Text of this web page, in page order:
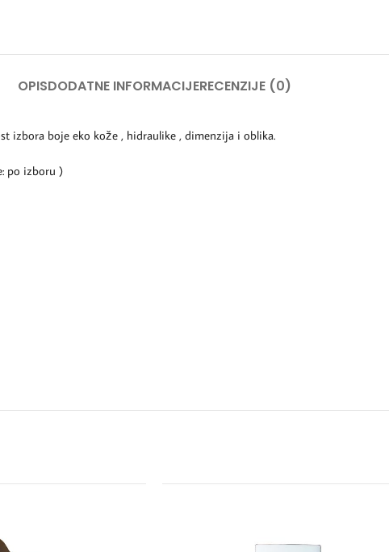
OPISDODATNE INFORMACIJERECENZIJE (0)
izbora boje eko kože , hidraulike , dimenzija i oblika.
po izboru )